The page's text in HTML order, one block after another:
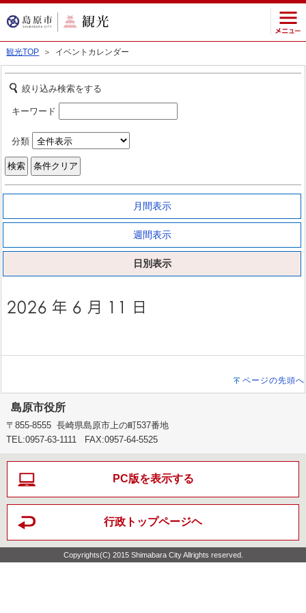
観光TOP ＞ イベントカレンダー
絞り込み検索をする
キーワード
分類
月間表示
週間表示
日別表示
ページの先頭へ
島原市役所
〒855-8555 長崎県島原市上の町537番地
TEL:0957-63-1111 FAX:0957-64-5525
PC版を表示する
行政トップページヘ
Copyrights(C) 2015 Shimabara City Allrights reserved.